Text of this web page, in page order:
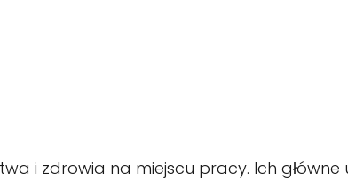
i zdrowia na miejscu pracy. Ich główne